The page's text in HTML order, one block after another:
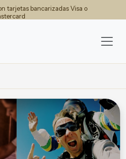
tarjetas bancarizadas Visa o